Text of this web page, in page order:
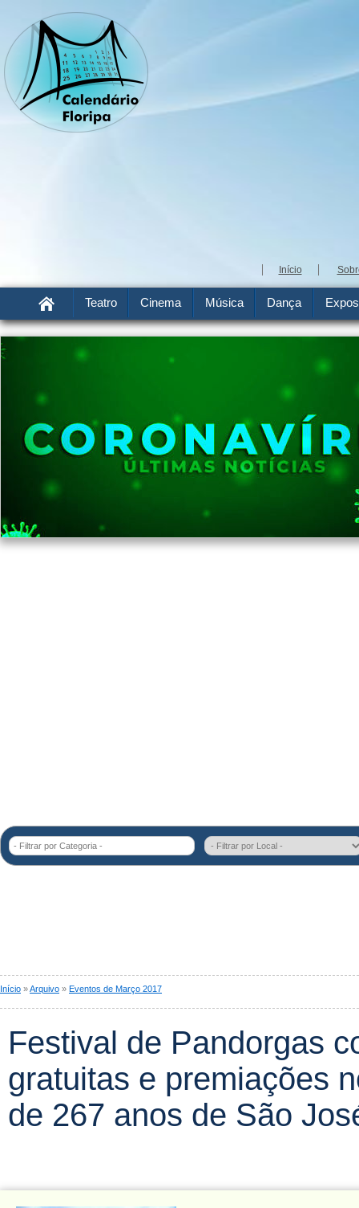
Início
Teatro Cinema Música Dança
- Filtrar por Categoria -
Início »Arquivo » Eventos de Março 2017
Festival de Pandorgas
gratuitas e premiações
de 267 anos de São